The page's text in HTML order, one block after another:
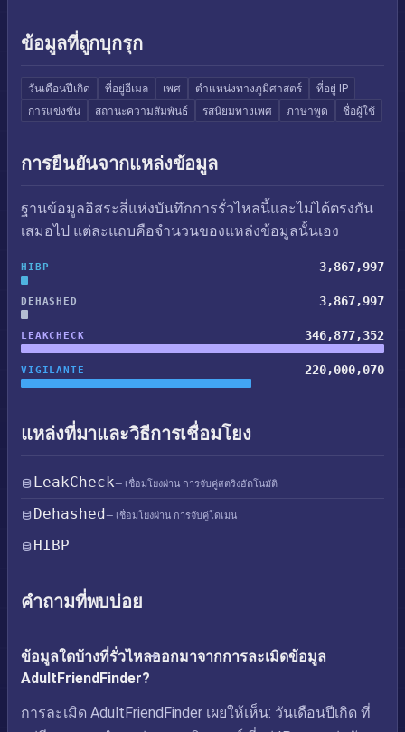
ข้อมูลที่ถูกบุกรุก
วันเดือนปีเกิด ที่อยู่อีเมล เพศ ตำแหน่งทางภูมิศาสตร์
ที่อยู่ IP
การแข่งขัน
สถานะความสัมพันธ์ รสนิยมทางเพศ ภาษาพูด ชื่อผู้ใช้
การยืนยันจากแหล่งข้อมูล
ฐานข้อมูลอิสระสี่แห่งบันทึกการรั่วไหลนี้และไม่ได้ตรงกัน
เสมอไป แต่ละแถบคือจำนวนของแหล่งข้อมูลนั้นเอง
HIBP 3,867,997
DEHASHED 3,867,997
LEAKCHECK 346,877,352
VIGILANTE 220,000,070
แหล่งที่มาและวิธีการเชื่อมโยง
LeakCheck— เชื่อมโยงผ่าน การจับคู่สตริงอัตโนมัติ
Dehashed— เชื่อมโยงผ่าน การจับคู่โดเมน
HIBP
คำถามที่พบบ่อย
ข้อมูลใดบ้างที่รั่วไหลออกมาจากการละเมิดข้อมูล
AdultFriendFinder?
การละเมิด AdultFriendFinder เผยให้เห็น: วันเดือนปีเกิด ที่